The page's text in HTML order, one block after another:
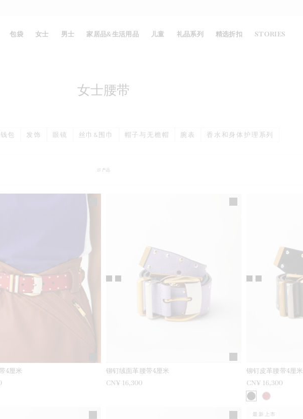
包袋 女士 男士 家居品&生活用品 儿童 礼品系列 精选折扣 STORIES
女士腰带
钱包 发饰 眼镜 丝巾&围巾 帽子与无檐帽 腕表 香水和身体护理系列
27 产品
4厘米
铆钉绒面革腰带4厘米
CN¥ 16,300
铆钉皮革腰带4厘米
CN¥ 16,300
最新上市